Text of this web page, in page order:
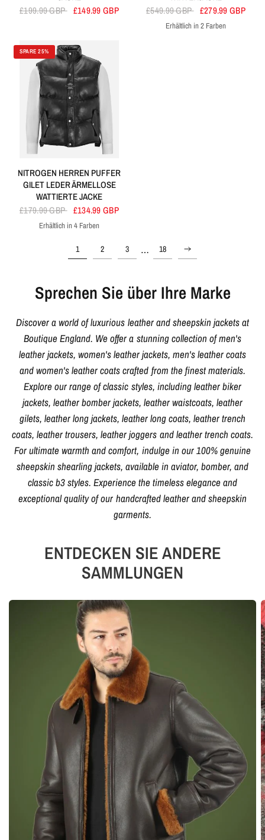
£199.99 GBP £149.99 GBP
£549.99 GBP £279.99 GBP
BraunSchwarz
Erhältlich in 2 Farben
SPARE 25%
NITROGEN HERREN PUFFER
GILET LEDER ÄRMELLOSE
WATTIERTE JACKE
£179.99 GBP £134.99 GBP
Schwarz
Bräunen
Marine
Braun
Erhältlich in 4 Farben
1 2 3 … 18
Sprechen Sie über Ihre Marke
Discover a world of luxurious leather and sheepskin jackets at
Boutique England. We offer a stunning collection of men's
leather jackets, women's leather jackets, men's leather coats
and women's leather coats crafted from the finest materials.
Explore our range of classic styles, including leather biker
jackets, leather bomber jackets, leather waistcoats, leather
gilets, leather long jackets, leather long coats, leather trench
coats, leather trousers, leather joggers and leather trench coats.
For ultimate warmth and comfort, indulge in our 100% genuine
sheepskin shearling jackets, available in aviator, bomber, and
classic b3 styles. Experience the timeless elegance and
exceptional quality of our handcrafted leather and sheepskin
garments.
ENTDECKEN SIE ANDERE
SAMMLUNGEN